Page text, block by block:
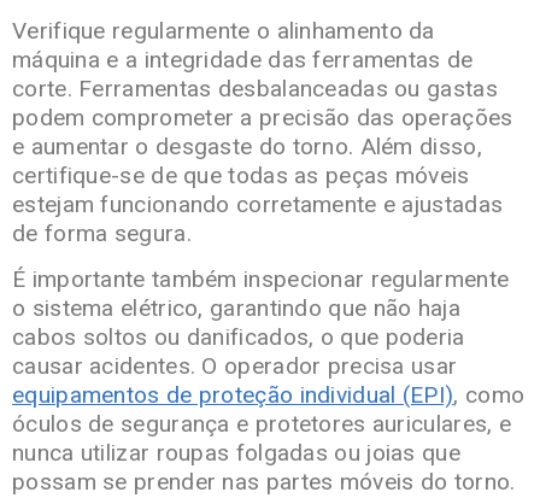
Verifique regularmente o alinhamento da
máquina e a integridade das ferramentas de
corte. Ferramentas desbalanceadas ou gastas
podem comprometer a precisão das operações
e aumentar o desgaste do torno. Além disso,
certifique-se de que todas as peças móveis
estejam funcionando corretamente e ajustadas
de forma segura.
É importante também inspecionar regularmente
o sistema elétrico, garantindo que não haja
cabos soltos ou danificados, o que poderia
causar acidentes. O operador precisa usar
equipamentos de proteção individual (EPI), como
óculos de segurança e protetores auriculares, e
nunca utilizar roupas folgadas ou joias que
possam se prender nas partes móveis do torno.